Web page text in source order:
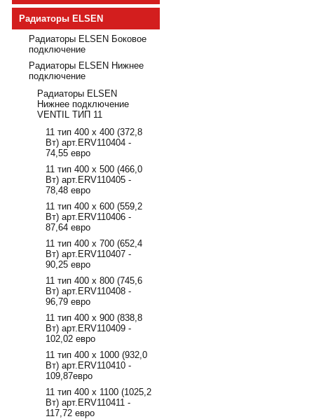
Радиаторы ELSEN
Радиаторы ELSEN Боковое
подключение
Радиаторы ELSEN Нижнее
подключение
Радиаторы ELSEN
Нижнее подключение
VENTIL ТИП 11
11 тип 400 х 400 (372,8
Вт) арт.ERV110404 -
74,55 евро
11 тип 400 х 500 (466,0
Вт) арт.ERV110405 -
78,48 евро
11 тип 400 х 600 (559,2
Вт) арт.ERV110406 -
87,64 евро
11 тип 400 х 700 (652,4
Вт) арт.ERV110407 -
90,25 евро
11 тип 400 х 800 (745,6
Вт) арт.ERV110408 -
96,79 евро
11 тип 400 х 900 (838,8
Вт) арт.ERV110409 -
102,02 евро
11 тип 400 х 1000 (932,0
Вт) арт.ERV110410 -
109,87евро
11 тип 400 х 1100 (1025,2
Вт) арт.ERV110411 -
117,72 евро